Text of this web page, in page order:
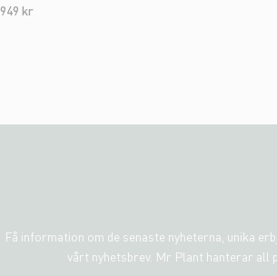
949 kr
Få information om de senaste nyheterna, unika
vårt nyhetsbrev. Mr Plant hanterar all